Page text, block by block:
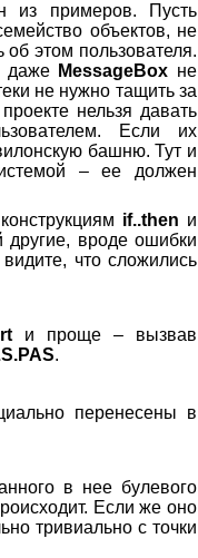
из примеров. Пусть
объектов, не
об этом пользователя.
даже MessageBox не
не нужно тащить за
нельзя давать
Если их
башню. Тут и
– ее должен
if..then и
вроде ошибки
что сложились
и проще – вызвав
.
перенесены в
в нее булевого
Если же оно
тривиально с точки